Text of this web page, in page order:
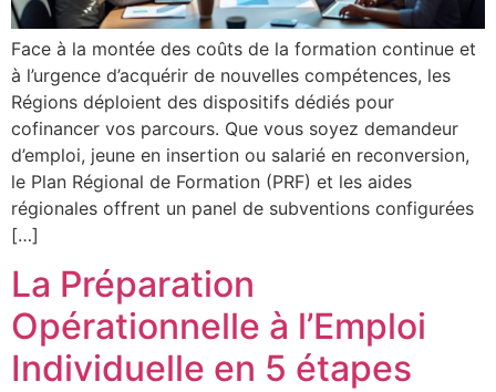
Face à la montée des coûts de la formation continue et
à l’urgence d’acquérir de nouvelles compétences, les
Régions déploient des dispositifs dédiés pour
cofinancer vos parcours. Que vous soyez demandeur
d’emploi, jeune en insertion ou salarié en reconversion,
le Plan Régional de Formation (PRF) et les aides
régionales offrent un panel de subventions configurées
[…]
La Préparation
Opérationnelle à l’Emploi
Individuelle en 5 étapes